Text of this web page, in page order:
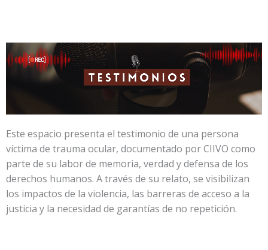
Este espacio presenta el testimonio de una persona
víctima de trauma ocular, documentado por CIIVO como
parte de su labor de memoria, verdad y defensa de los
derechos humanos. A través de su relato, se visibilizan
los impactos de la violencia, las barreras de acceso a la
justicia y la necesidad de garantías de no repetición.